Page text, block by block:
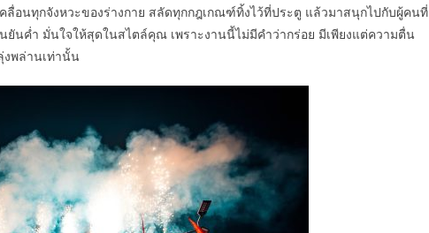
ลื่อนทุกจังหวะของร่างกาย สลัดทุกกฎเกณฑ์ทิ้งไว้ที่ประตู แล้วมาสนุกไปกับผู้คนที่
ยันค่ำ มั่นใจให้สุดในสไตล์คุณ เพราะงานนี้ไม่มีคำว่ากร่อย มีเพียงแต่ความตื่น
งพล่านเท่านั้น